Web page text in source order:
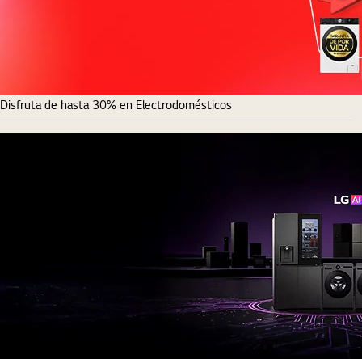
Disfruta de hasta 30% en Electrodomésticos